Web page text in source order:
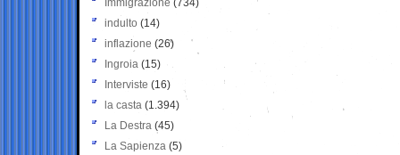
Immigrazione (734)
indulto (14)
inflazione (26)
Ingroia (15)
Interviste (16)
la casta (1.394)
La Destra (45)
La Sapienza (5)